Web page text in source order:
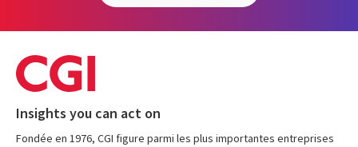
Insights you can act on
Fondée en 1976, CGI figure parmi les plus importantes entreprises